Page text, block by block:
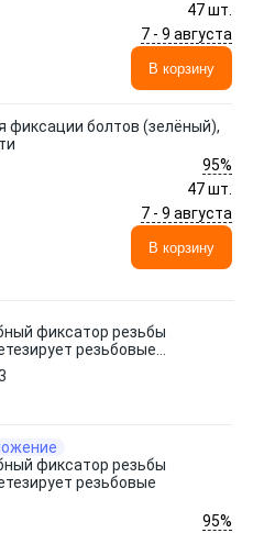
47 шт.
7 - 9 августа
В корзину
фиксации болтов (зелёный),
95%
47 шт.
7 - 9 августа
В корзину
фиксатор резьбы
резьбовые
фиксатор резьбы
резьбовые
95%